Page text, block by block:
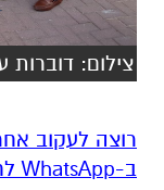
צילום: דוברות
רוצה לעקוב
ב-WhatsApp לחצו כאן